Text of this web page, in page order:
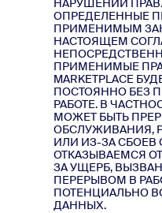
НАРУШЕНИЙ
ОПРЕДЕЛЕННЫЕ
ПРИМЕНИМЫМ
НАСТОЯЩЕМ
ПРИМЕНИМЫЕ
MARKETPLACE
ПОСТОЯННО БЕЗ
РАБОТЕ. В
МОЖЕТ БЫТЬ
ОБСЛУЖИВАНИЯ,
ИЛИ ИЗ-ЗА
ОТКАЗЫВАЕМСЯ
ЗА УЩЕРБ,
ПЕРЕРЫВОМ В
ПОТЕНЦИАЛЬНО
ДАННЫХ.